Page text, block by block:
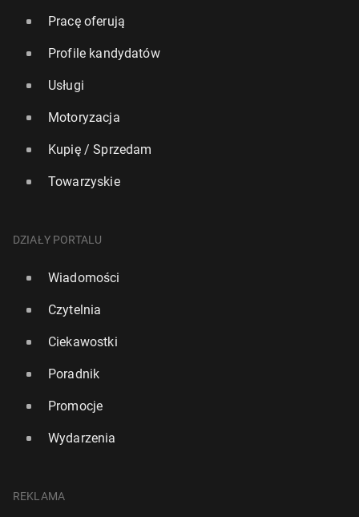
Pracę oferują
Profile kandydatów
Usługi
Motoryzacja
Kupię / Sprzedam
Towarzyskie
DZIAŁY PORTALU
Wiadomości
Czytelnia
Ciekawostki
Poradnik
Promocje
Wydarzenia
REKLAMA